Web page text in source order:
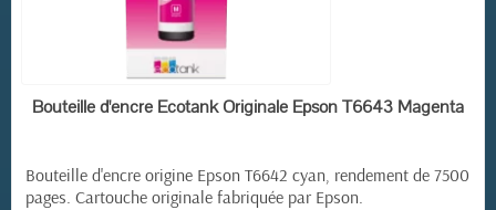
EN STOCK
Bouteille d'encre Ecotank Originale Epson T6643 Magenta
Bouteille d'encre origine Epson T6642 cyan, rendement de 7500
pages. Cartouche originale fabriquée par Epson.